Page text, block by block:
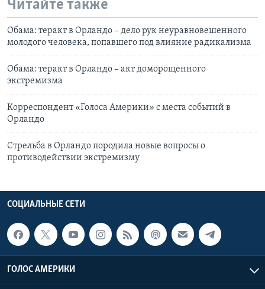
Читайте также
Обама: теракт в Орландо – дело рук неуравновешенного
молодого человека, попавшего под влияние радикализма
Обама: теракт в Орландо – акт доморощенного
экстремизма
Корреспондент «Голоса Америки» с места событий в
Орландо
Стрельба в Орландо породила новые вопросы о
противодействии экстремизму
СОЦИАЛЬНЫЕ СЕТИ
ГОЛОС АМЕРИКИ